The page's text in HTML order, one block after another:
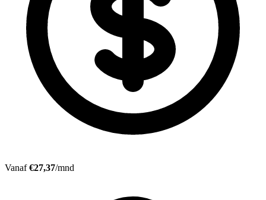
Vanaf€27,37/mnd